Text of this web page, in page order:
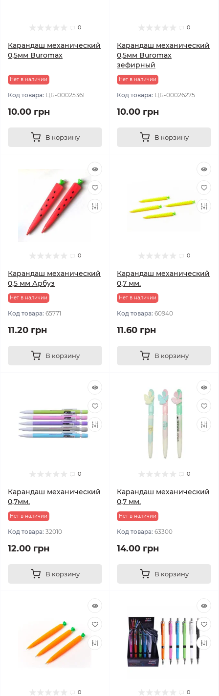
0
Карандаш механический
0,5мм Buromax
Нет в наличии
Код товара: ЦБ-00025361
10.00 грн
В корзину
0
Карандаш механический
0,5мм Buromax
зефирный
Нет в наличии
Код товара: ЦБ-00026275
10.00 грн
В корзину
0
Карандаш механический
0,5 мм Арбуз
Нет в наличии
Код товара: 65771
11.20 грн
В корзину
0
Карандаш механический
0,7 мм.
Нет в наличии
Код товара: 60940
11.60 грн
В корзину
0
Карандаш механический
0,7мм.
Нет в наличии
Код товара: 32010
12.00 грн
В корзину
0
Карандаш механический
0,7 мм.
Нет в наличии
Код товара: 63300
14.00 грн
В корзину
0 0